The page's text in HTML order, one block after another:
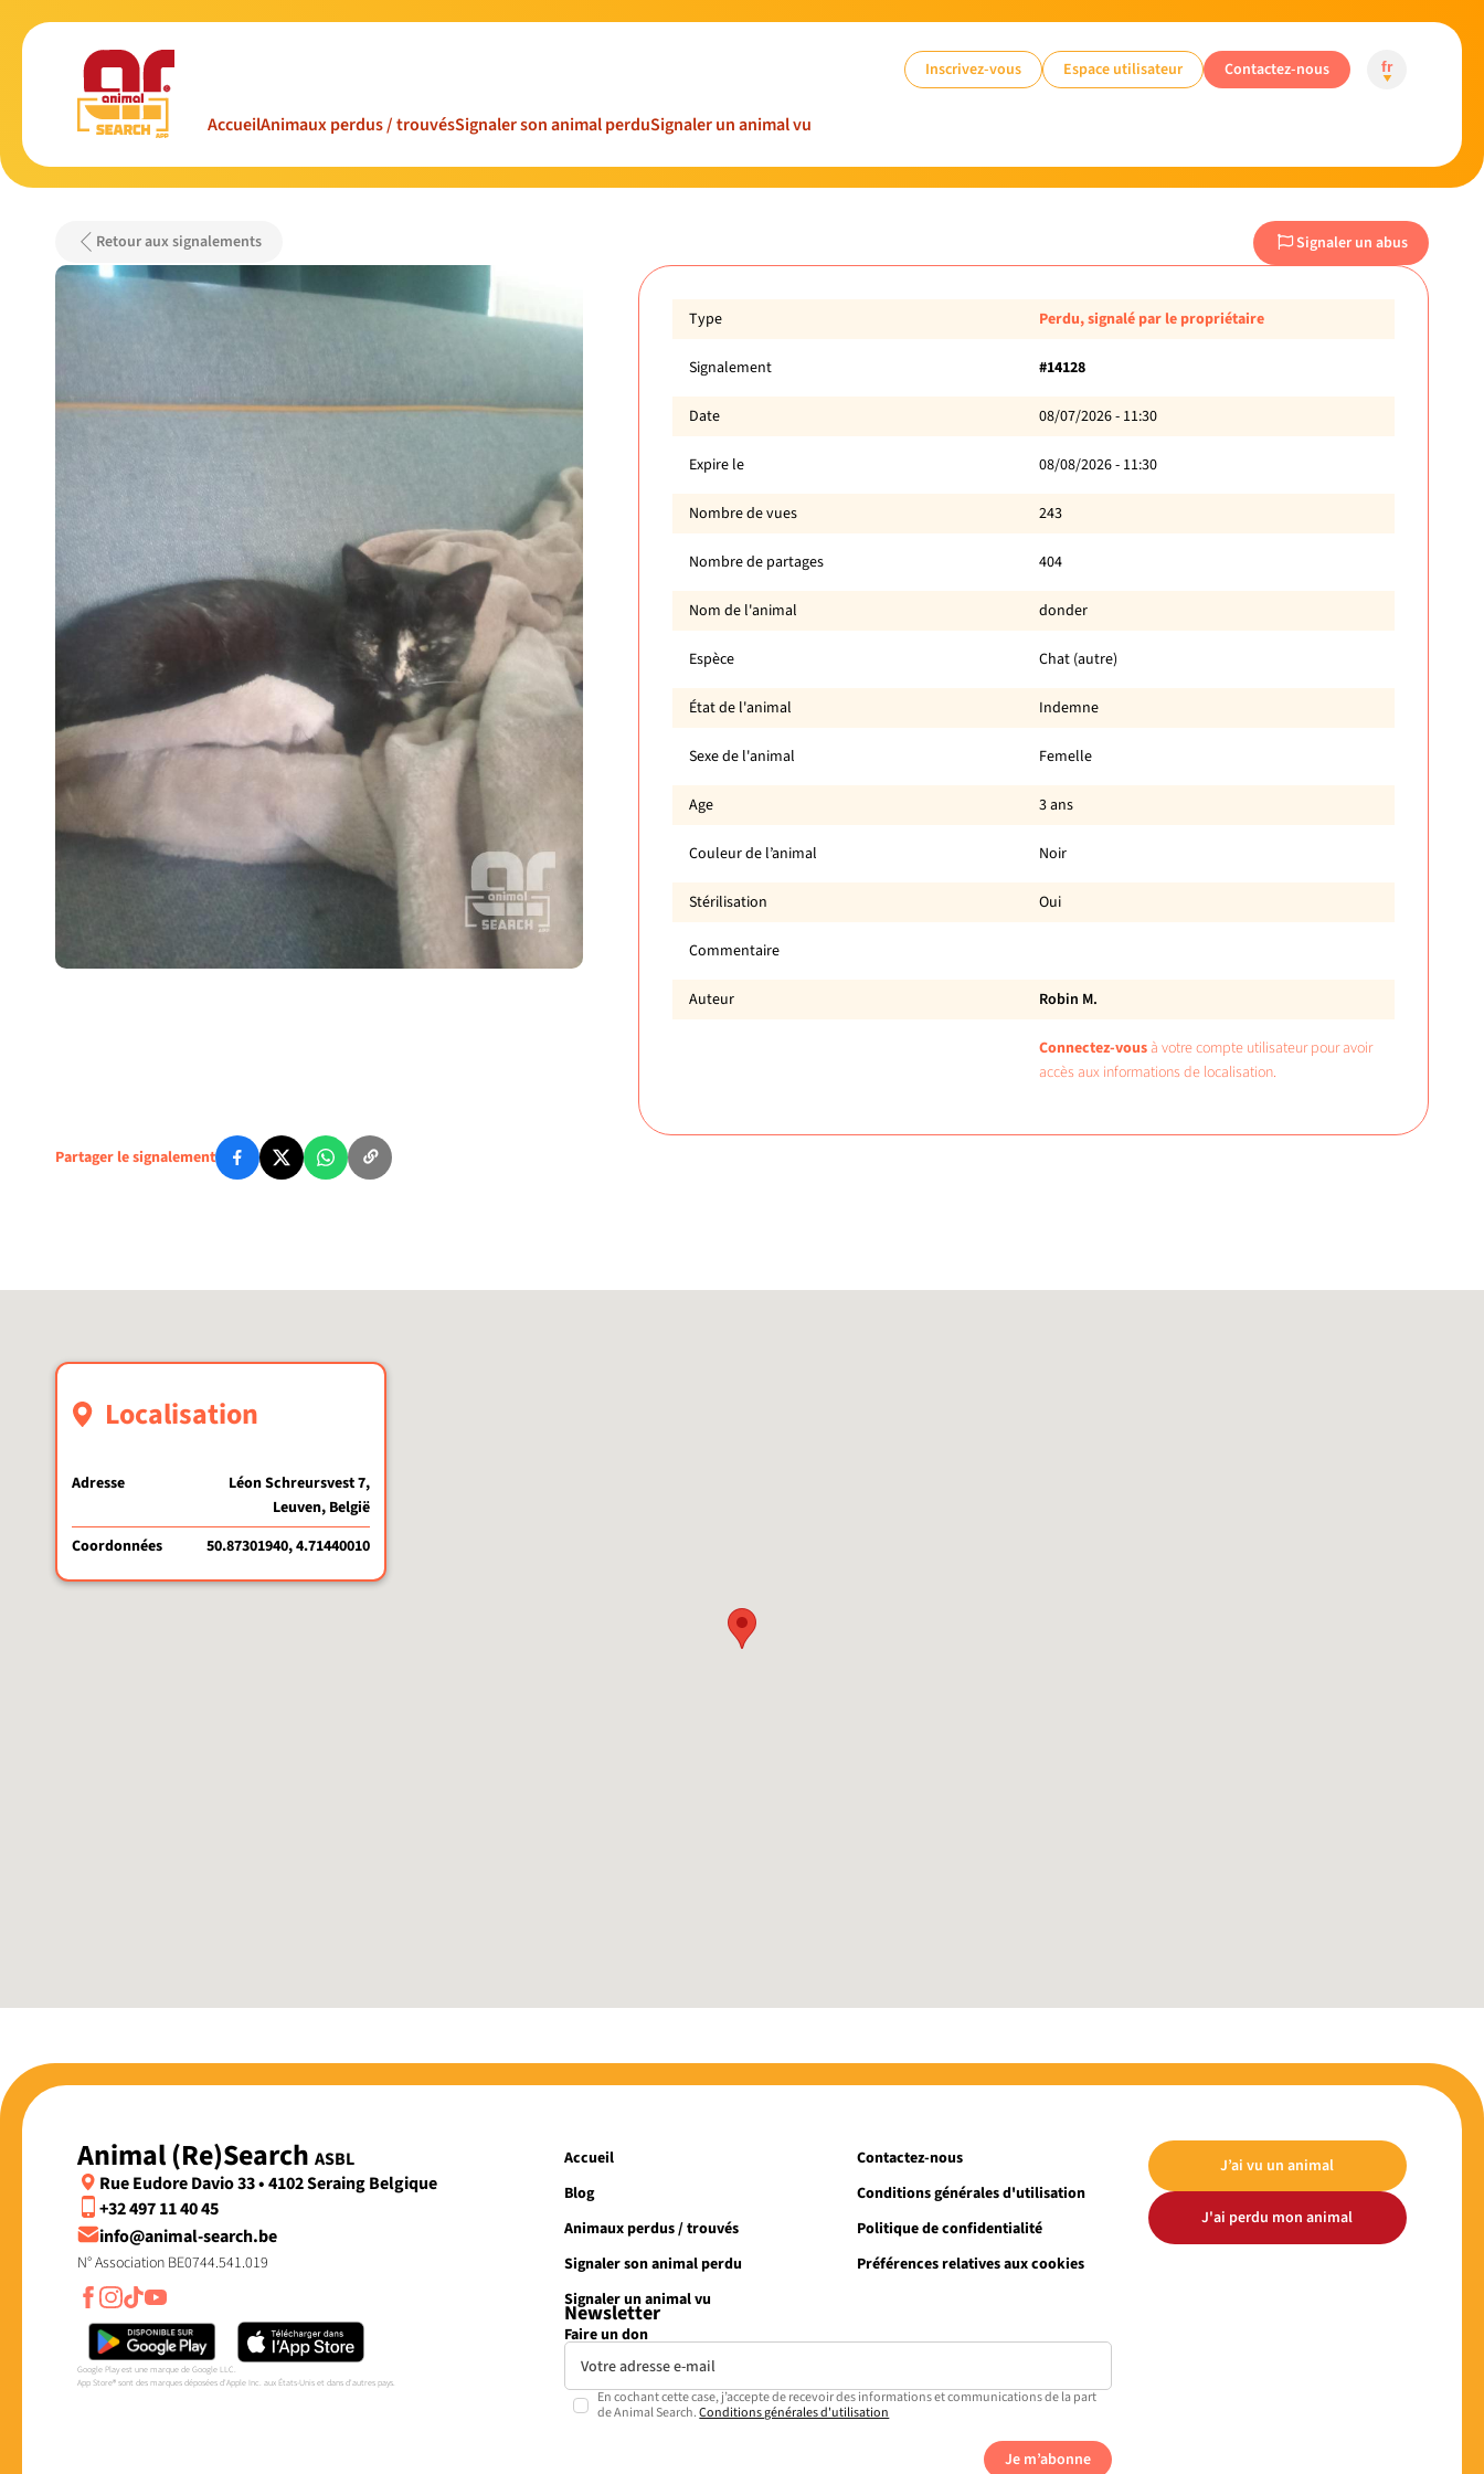
AccueilAnimaux perdus / trouvésSignaler son animal perduSignaler un animal vu
Inscrivez-vous Espace utilisateur Contactez-nous fr
Retour aux signalements Signaler un abus
Type Perdu, signalé par le propriétaire
Signalement #14128
Date 08/07/2026 - 11:30
Expire le 08/08/2026 - 11:30
Nombre de vues 243
Nombre de partages 404
Nom de l'animal donder
Espèce Chat (autre)
État de l'animal Indemne
Sexe de l'animal Femelle
Age 3 ans
Couleur de l’animal Noir
Stérilisation Oui
Commentaire
Auteur Robin M.
Connectez-vousà votre compte utilisateur pour avoir
accès aux informations de localisation.
Partager le signalement
Localisation
Adresse
Léon Schreursvest 7,
Leuven, België
Coordonnées
50.87301940, 4.71440010
Animal (Re)Search ASBL
Rue Eudore Davio 33 • 4102 Seraing Belgique
+32 497 11 40 45
info@animal-search.be
N° Association BE0744.541.019
Google Play est une marque de Google LLC.
App Store® sont des marques déposées d'Apple Inc. aux États-Unis et dans d'autres pays.
Accueil
Blog
Animaux perdus / trouvés
Signaler son animal perdu
Signaler un animal vu
Faire un don
Contactez-nous
Conditions générales d'utilisation
Politique de confidentialité
Préférences relatives aux cookies
J’ai vu un animal
J'ai perdu mon animal
Newsletter
En cochant cette case, j’accepte de recevoir des informations et communications de la part
de Animal Search.Conditions générales d'utilisation
Je m’abonne